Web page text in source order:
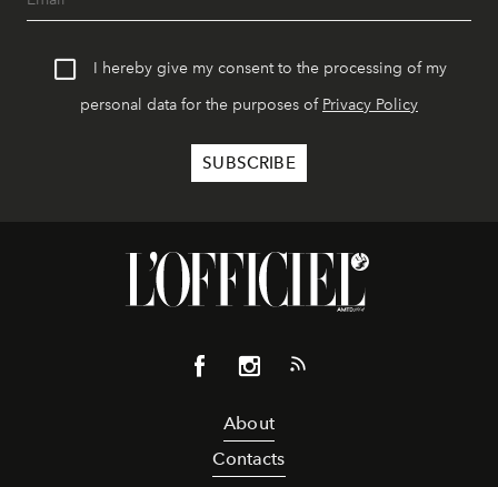
I hereby give my consent to the processing of my
personal data for the purposes of Privacy Policy
About
Contacts